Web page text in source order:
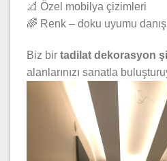
📐 Özel mobilya çizimleri
🌈 Renk – doku uyumu
Biz bir tadilat dekorasyon
alanlarınızı sanatla